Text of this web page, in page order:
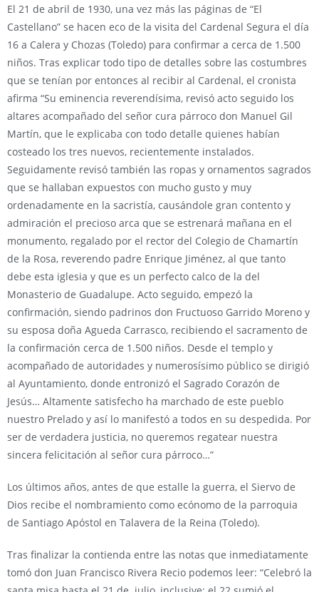
El 21 de abril de 1930, una vez más las páginas de “El
Castellano” se hacen eco de la visita del Cardenal Segura el día
16 a Calera y Chozas (Toledo) para confirmar a cerca de 1.500
niños. Tras explicar todo tipo de detalles sobre las costumbres
que se tenían por entonces al recibir al Cardenal, el cronista
afirma “Su eminencia reverendísima, revisó acto seguido los
altares acompañado del señor cura párroco don Manuel Gil
Martín, que le explicaba con todo detalle quienes habían
costeado los tres nuevos, recientemente instalados.
Seguidamente revisó también las ropas y ornamentos sagrados
que se hallaban expuestos con mucho gusto y muy
ordenadamente en la sacristía, causándole gran contento y
admiración el precioso arca que se estrenará mañana en el
monumento, regalado por el rector del Colegio de Chamartín
de la Rosa, reverendo padre Enrique Jiménez, al que tanto
debe esta iglesia y que es un perfecto calco de la del
Monasterio de Guadalupe. Acto seguido, empezó la
confirmación, siendo padrinos don Fructuoso Garrido Moreno y
su esposa doña Agueda Carrasco, recibiendo el sacramento de
la confirmación cerca de 1.500 niños. Desde el templo y
acompañado de autoridades y numerosísimo público se dirigió
al Ayuntamiento, donde entronizó el Sagrado Corazón de
Jesús… Altamente satisfecho ha marchado de este pueblo
nuestro Prelado y así lo manifestó a todos en su despedida. Por
ser de verdadera justicia, no queremos regatear nuestra
sincera felicitación al señor cura párroco…”
Los últimos años, antes de que estalle la guerra, el Siervo de
Dios recibe el nombramiento como ecónomo de la parroquia
de Santiago Apóstol en Talavera de la Reina (Toledo).
Tras finalizar la contienda entre las notas que inmediatamente
tomó don Juan Francisco Rivera Recio podemos leer: “Celebró la